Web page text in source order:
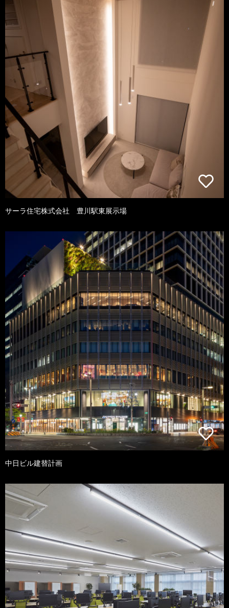
サーラ住宅株式会社 豊川駅東展示場
中日ビル建替計画